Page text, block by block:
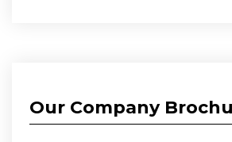
Our Company